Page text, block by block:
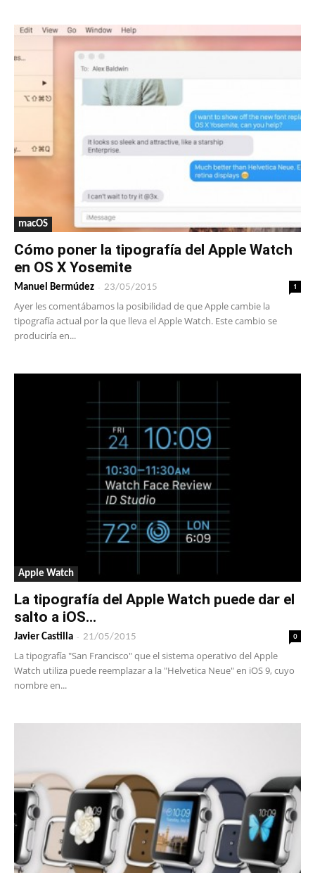
macOS
Cómo poner la tipografía del Apple Watch
en OS X Yosemite
Manuel Bermúdez - 23/05/2015 1
Ayer les comentábamos la posibilidad de que Apple cambie la
tipografía actual por la que lleva el Apple Watch. Este cambio se
produciría en...
Apple Watch
La tipografía del Apple Watch puede dar el
salto a iOS...
Javier Castilla - 21/05/2015 0
La tipografía "San Francisco" que el sistema operativo del Apple
Watch utiliza puede reemplazar a la "Helvetica Neue" en iOS 9, cuyo
nombre en...